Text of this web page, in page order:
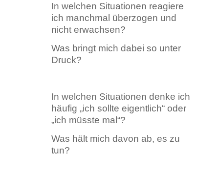
In welchen Situationen reagiere
ich manchmal überzogen und
nicht erwachsen?
Was bringt mich dabei so unter
Druck?
In welchen Situationen denke ich
häufig „ich sollte eigentlich“ oder
„ich müsste mal“?
Was hält mich davon ab, es zu
tun?